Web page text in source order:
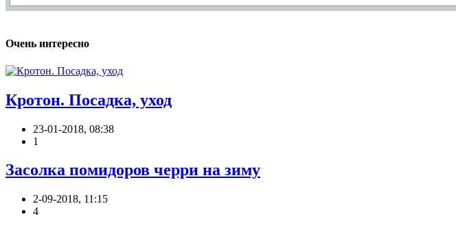
Очень интересно
Кротон. Посадка, уход
23-01-2018, 08:38
1
Засолка помидоров черри на зиму
2-09-2018, 11:15
4